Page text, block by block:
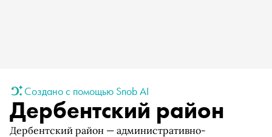
Создано с помощью Snob AI
Дербентский район
Дербентский район — административно-